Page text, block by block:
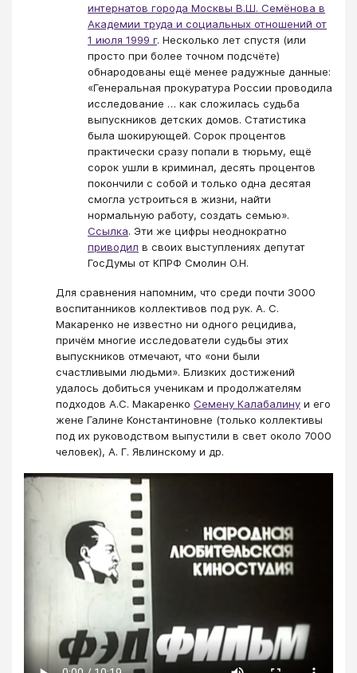
интернатов города Москвы В.Ш. Семёнова в
Академии труда и социальных отношений от
1 июля 1999 г. Несколько лет спустя (или
просто при более точном подсчёте)
обнародованы ещё менее радужные данные:
«Генеральная прокуратура России проводила
исследование … как сложилась судьба
выпускников детских домов. Статистика
была шокирующей. Сорок процентов
практически сразу попали в тюрьму, ещё
сорок ушли в криминал, десять процентов
покончили с собой и только одна десятая
смогла устроиться в жизни, найти
нормальную работу, создать семью».
Ссылка. Эти же цифры неоднократно
приводил ​ в своих выступлениях депутат
ГосДумы от КПРФ Смолин О.Н.
Для сравнения напомним, что среди почти 3000
воспитанников коллективов под рук. А. С.
Макаренко не известно ни одного рецидива,
причём многие исследователи судьбы этих
выпускников отмечают, что «они были
счастливыми людьми». Близких достижений
удалось добиться ученикам и продолжателям
подходов А.С. Макаренко Семену Калабалину и его
жене Галине Константиновне (только коллективы
под их руководством выпустили в свет около 7000
человек), А. Г. Явлинскому и др.